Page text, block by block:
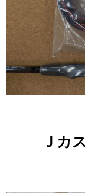
Ｊカ